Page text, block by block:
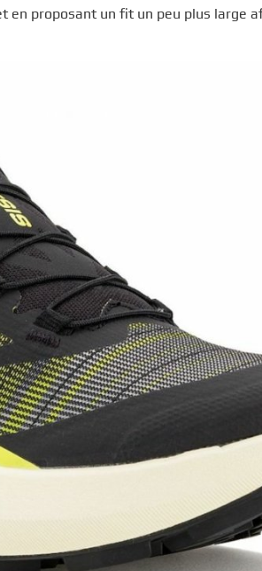
proposant un fit un peu plus large